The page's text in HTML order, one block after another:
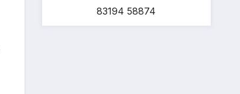
83194 58874